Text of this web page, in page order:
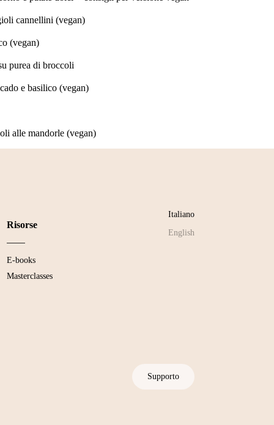
cannellini (vegan)
(vegan)
purea di broccoli
e basilico (vegan)
alle mandorle (vegan)
Risorse
E-books
Masterclasses
Italiano
English
Supporto